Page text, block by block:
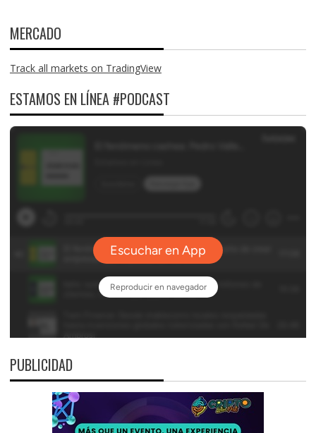
MERCADO
Track all markets on TradingView
ESTAMOS EN LÍNEA #PODCAST
PUBLICIDAD